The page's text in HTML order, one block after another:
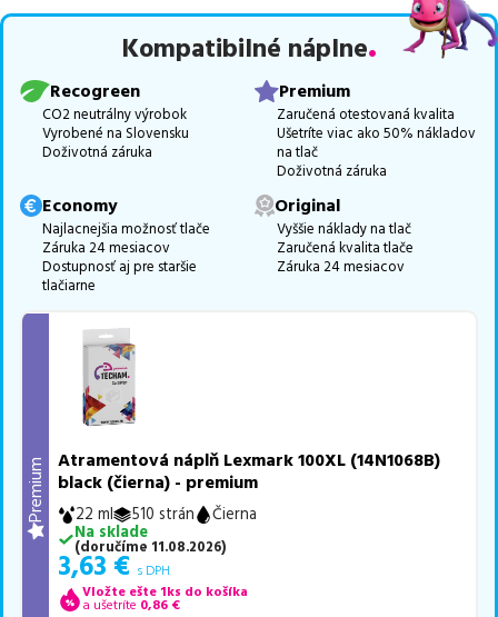
zaručuje bezproblémovú tlač.Najlacnejší produktu nás nájdete
Vieme, že pri nákupe zohráva dôležitú úlohu aj dostupnosť. Preto
sa snažímepravidelne naskladňovať produkty, aby boli ihneď k
dispozícii na odoslanie.Aktuálne máme k tejto tlačiarniv
ponuke 4 ks tonerov,
4 z nich ihneď k expedícii.
Ak si pri výbere nie ste istí, ktoré riešenie je pre vaše potreby
najvhodnejšie, alebo máte akékoľvek ďalšie otázky, môžete sa na
nás kedykoľvek obrátiť e-mailom alebo telefonicky. Sme tu, aby
sme vám pomohli vybrať to najlepšie riešenie.
Kompatibilné náplne
Recogreen
CO2 neutrálny výrobok
Vyrobené na Slovensku
Doživotná záruka
Premium
Zaručená otestovaná kvalita
Ušetríte viac ako 50% nákladov
na tlač
Doživotná záruka
Economy
Najlacnejšia možnosť tlače
Záruka 24 mesiacov
Dostupnosť aj pre staršie
tlačiarne
Original
Vyššie náklady na tlač
Zaručená kvalita tlače
Záruka 24 mesiacov
Premium
Atramentová náplň Lexmark 100XL (14N1068B)
black (čierna) - premium
22 ml 510 strán
Čierna
Na sklade
(doručíme 11.08.2026)
3,63 € s DPH
Vložte ešte 1ks do košíka
a ušetríte 0,86 €